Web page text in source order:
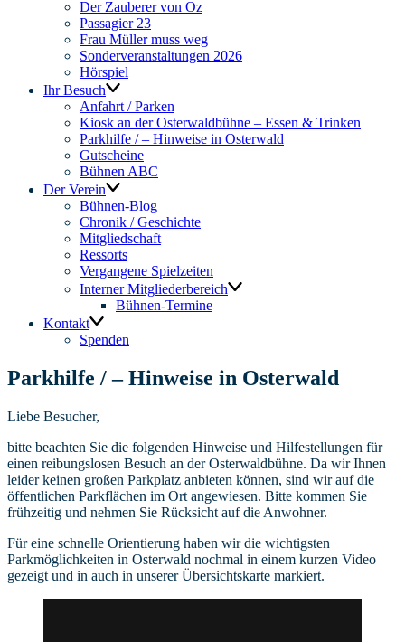
Der Zauberer von Oz
Passagier 23
Frau Müller muss weg
Sonderveranstaltungen 2026
Hörspiel
Ihr Besuch
Anfahrt / Parken
Kiosk an der Osterwaldbühne – Essen & Trinken
Parkhilfe / – Hinweise in Osterwald
Gutscheine
Bühnen ABC
Der Verein
Bühnen-Blog
Chronik / Geschichte
Mitgliedschaft
Ressorts
Vergangene Spielzeiten
Interner Mitgliederbereich
Bühnen-Termine
Kontakt
Spenden
Parkhilfe / – Hinweise in Osterwald
Liebe Besucher,
bitte beachten Sie die folgenden Hinweise und Hilfestellungen für
einen reibungslosen Besuch an der Osterwaldbühne. Da wir Ihnen
leider keinen großen Parkplatz anbieten können, sind wir auf die
öffentlichen Parkflächen im Ort angewiesen. Bitte kommen Sie
frühzeitig und nehmen Sie Rücksicht auf die Anwohner.
Für eine schnelle Orientierung haben wir die wichtigsten
Parkmöglichkeiten in Osterwald nochmal in einem kurzen Video
gezeigt und in auch in unserer Übersichtskarte markiert.